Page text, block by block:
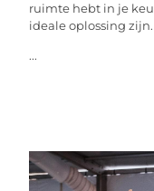
ruimte hebt in je
ideale oplossing
...